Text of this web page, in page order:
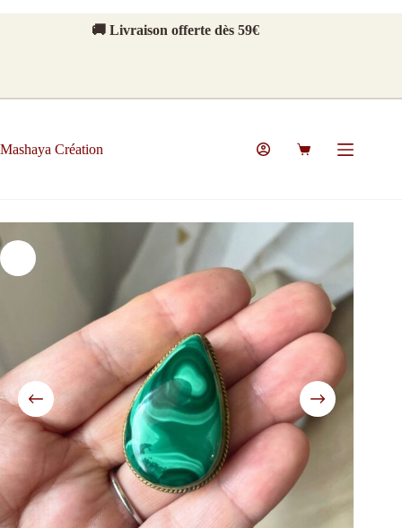
🚚 Livraison offerte dès 59€
Mashaya Création